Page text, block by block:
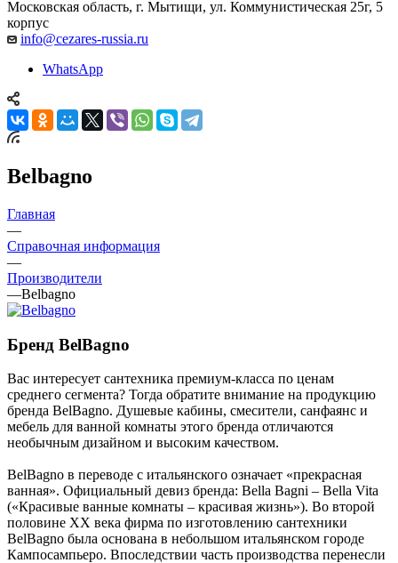
Московская область, г. Мытищи, ул. Коммунистическая 25г, 5
корпус
info@cezares-russia.ru
WhatsApp
Belbagno
Главная
—
Справочная информация
—
Производители
—Belbagno
Бренд BelBagno
Вас интересует сантехника премиум-класса по ценам
среднего сегмента? Тогда обратите внимание на продукцию
бренда BelBagno. Душевые кабины, смесители, санфаянс и
мебель для ванной комнаты этого бренда отличаются
необычным дизайном и высоким качеством.
BelBagno в переводе с итальянского означает «прекрасная
ванная». Официальный девиз бренда: Bella Bagni – Bella Vita
(«Красивые ванные комнаты – красивая жизнь»). Во второй
половине XX века фирма по изготовлению сантехники
BelBagno была основана в небольшом итальянском городе
Кампосампьеро. Впоследствии часть производства перенесли